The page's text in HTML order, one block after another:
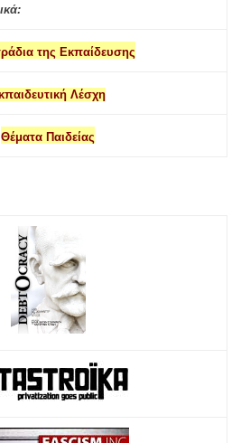
της Εκπαίδευσης
Λέσχη
Θέματα Παιδείας